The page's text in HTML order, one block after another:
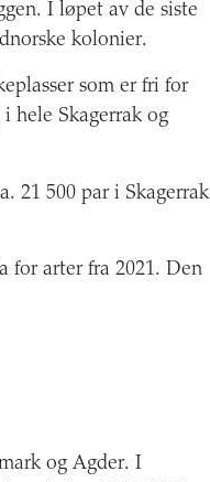
I løpet av de siste
kolonier.
som er fri for
hele Skagerrak og
21 500 par i Skagerrak
for arter fra 2021. Den
og Agder. I